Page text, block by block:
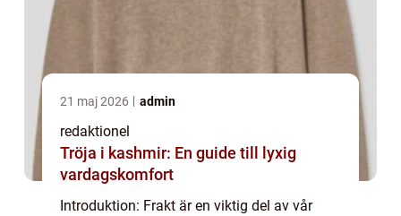
21 maj 2026 admin
redaktionel
Tröja i kashmir: En guide till lyxig
vardagskomfort
Introduktion: Frakt är en viktig del av vår